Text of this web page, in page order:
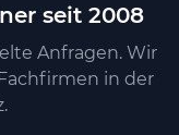
seit 2008
Anfragen. Wir
in der